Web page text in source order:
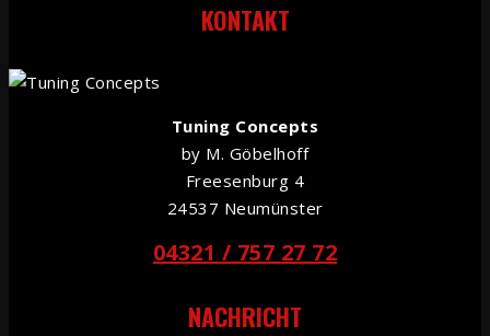
KONTAKT
Tuning Concepts
by M. Göbelhoff
Freesenburg 4
24537 Neumünster
04321 / 757 27 72
NACHRICHT